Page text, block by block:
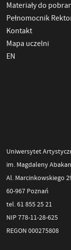
Materiały do
Pełnomocnik
Kontakt
Mapa uczelni
EN
Uniwersytet
im. Magdaleny
Al. Marcinkowskiego
60-967 Poznań
tel. 61 855 25 21
NIP 778-11-28-625
REGON 000275808